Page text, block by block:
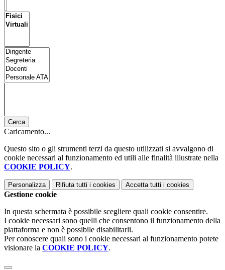
Cerca
Caricamento...
Questo sito o gli strumenti terzi da questo utilizzati si avvalgono di
cookie necessari al funzionamento ed utili alle finalità illustrate nella
COOKIE POLICY.
Personalizza Rifiuta tutti i cookies Accetta tutti i cookies
Gestione cookie
In questa schermata è possibile scegliere quali cookie consentire.
I cookie necessari sono quelli che consentono il funzionamento della
piattaforma e non è possibile disabilitarli.
Per conoscere quali sono i cookie necessari al funzionamento potete
visionare la COOKIE POLICY.